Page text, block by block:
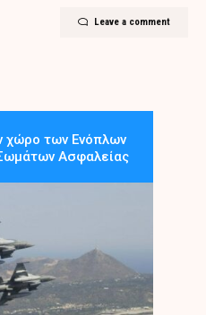
Leave a comment
χώρο των Ενόπλων
Ασφαλείας